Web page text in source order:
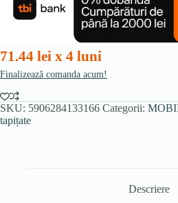
71.44 lei x 4 luni
Finalizează comanda acum!
SKU: 5906284133166 Categorii:
tapițate
Descriere